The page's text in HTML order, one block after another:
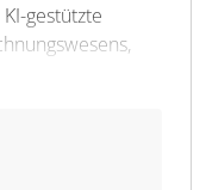
gestützte